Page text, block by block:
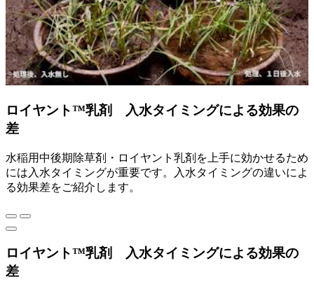
ロイヤント™乳剤 入水タイミングによる効果の
差
水稲用中後期除草剤・ロイヤント乳剤を上手に効かせるため
には入水タイミングが重要です。入水タイミングの違いによ
る効果差をご紹介します。
ロイヤント™乳剤 入水タイミングによる効果の
差